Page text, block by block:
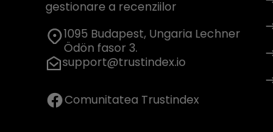
gestionare a recenziilor
1095 Budapest, Ungaria Lechner
Ödön fasor 3.
support@trustindex.io
Comunitatea Trustindex